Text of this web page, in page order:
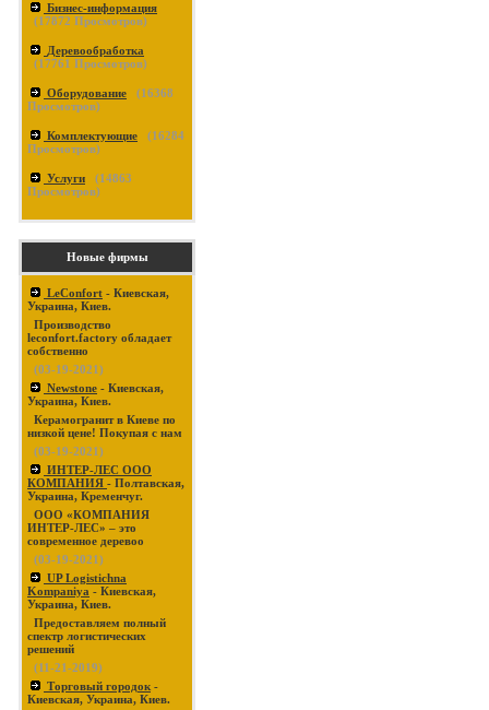
Бизнес-информация
(17872 Просмотров)
Деревообработка
(17761 Просмотров)
Оборудование (16368
Просмотров)
Комплектующие (16284
Просмотров)
Услуги (14863
Просмотров)
Новые фирмы
LeConfort - Киевская,
Украина, Киев.
Производство
leconfort.factory обладает
собственно
(03-19-2021)
Newstone - Киевская,
Украина, Киев.
Керамогранит в Киеве по
низкой цене! Покупая с нам
(03-19-2021)
ИНТЕР-ЛЕС ООО
КОМПАНИЯ - Полтавская,
Украина, Кременчуг.
ООО «КОМПАНИЯ
ИНТЕР-ЛЕС» – это
современное деревоо
(03-19-2021)
UP Logistichna
Kompaniya - Киевская,
Украина, Киев.
Предоставляем полный
спектр логистических
решений
(11-21-2019)
Торговый городок -
Киевская, Украина, Киев.